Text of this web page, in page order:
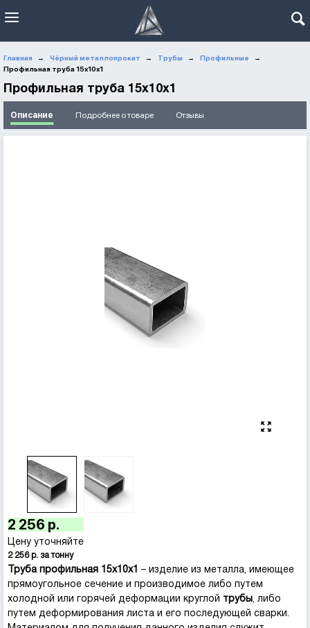
Главная → Чёрный металлопрокат → Трубы → Профильные →
Профильная труба 15х10х1
Профильная труба 15х10х1
Описание Подробнее о товаре Отзывы
2 256 р.
Цену уточняйте
2 256 р. за тонну
Труба профильная 15х10х1
– изделие из металла, имеющее
прямоугольное сечение и производимое либо путем
холодной или горячей деформации круглой трубы, либо
путем деформирования листа и его последующей сварки.